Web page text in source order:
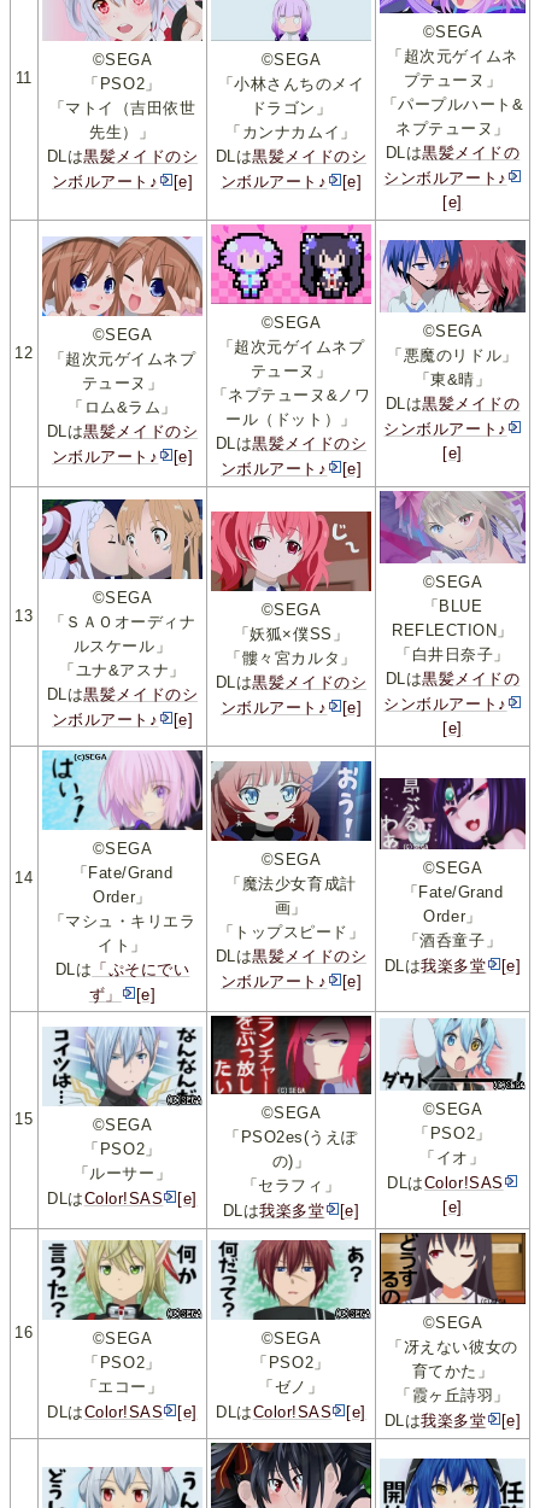
11
©SEGA
「PSO2」
「マトイ（吉田依世
先生）」
DLは黒髪メイドのシ
ンボルアート♪
[e]
©SEGA
「小林さんちのメイ
ドラゴン」
「カンナカムイ」
DLは黒髪メイドのシ
ンボルアート♪
[e]
©SEGA
「超次元ゲイムネ
プテューヌ」
「パープルハート&
ネプテューヌ」
DLは黒髪メイドの
シンボルアート♪
[e]
12
©SEGA
「超次元ゲイムネプ
テューヌ」
「ロム&ラム」
DLは黒髪メイドのシ
ンボルアート♪
[e]
©SEGA
「超次元ゲイムネプ
テューヌ」
「ネプテューヌ&ノワ
ール（ドット）」
DLは黒髪メイドのシ
ンボルアート♪
[e]
©SEGA
「悪魔のリドル」
「東&晴」
DLは黒髪メイドの
シンボルアート♪
[e]
13
©SEGA
「ＳＡＯオーディナ
ルスケール」
「ユナ&アスナ」
DLは黒髪メイドのシ
ンボルアート♪
[e]
©SEGA
「妖狐×僕SS」
「髏々宮カルタ」
DLは黒髪メイドのシ
ンボルアート♪
[e]
©SEGA
「BLUE
REFLECTION」
「白井日奈子」
DLは黒髪メイドの
シンボルアート♪
[e]
14
©SEGA
「Fate/Grand
Order」
「マシュ・キリエラ
イト」
DLは 「ぷそにでい
ず」
[e]
©SEGA
「魔法少女育成計
画」
「トップスピード」
DLは黒髪メイドのシ
ンボルアート♪
[e]
©SEGA
「Fate/Grand
Order」
「酒呑童子」
DLは我楽多堂 [e]
15
©SEGA
「PSO2」
「ルーサー」
DLはColor!SAS [e]
©SEGA
「PSO2es(うえぽ
の)」
「セラフィ」
DLは我楽多堂 [e]
©SEGA
「PSO2」
「イオ」
DLはColor!SAS
[e]
16
©SEGA
「PSO2」
「エコー」
DLはColor!SAS [e]
©SEGA
「PSO2」
「ゼノ」
DLはColor!SAS [e]
©SEGA
「冴えない彼女の
育てかた」
「霞ヶ丘詩羽」
DLは我楽多堂 [e]